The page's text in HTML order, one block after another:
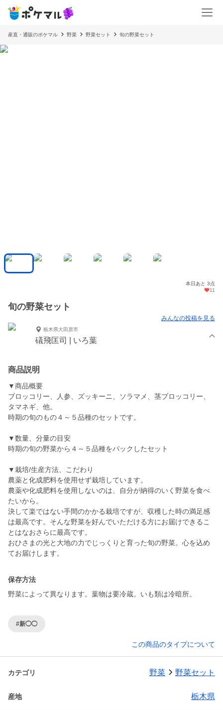
産直・通販のポケマル 野菜 野菜セット 旬の野菜セット
本日あと 3点
11
旬の野菜セット
みんなの投稿を見る
栃木県大田原市
礒飛匡司 | いろ葉
商品説明
▼商品概要
ブロッコリー、人参、ズッキーニ、ソラマメ、茎ブロッコリー、
タマネギ、他。
時期の旬のもの４～５品種のセットです。
▼数量、分量の目安
時期の旬の野菜から４～５品種をパックしたセット
▼栽培/生産方法、こだわり
農薬と化成肥料を使用せず栽培しています。
農薬や化成肥料を使用しないのは、自分が納得のいく野菜を食べ
たいから。
決して楽ではない手間のかかる栽培ですが、収穫した時の満足感
は最高です。そんな野菜を好んでいただける方にお届けできるこ
とはなおさらに最高です。
おひさまの光と大地の力でじっくりと育った旬の野菜。心を込め
保存方法
野菜によって異なります。葉物は要冷蔵。いも類は冷暗所。
#新◯◯
この商品のタイプについて
カテゴリ 野菜 野菜セット
産地 栃木県